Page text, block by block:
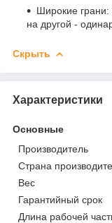
Широкие грани:
на другой -
Скрыть
Характеристики
Основные
Производитель
Страна
Вес
Гарантийный срок
Длина рабочей